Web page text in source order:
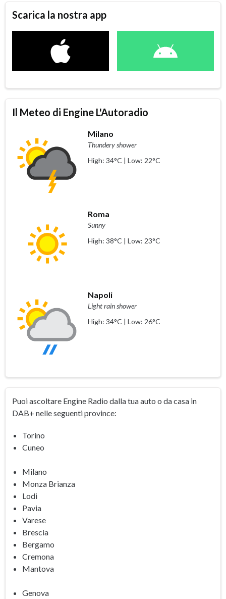
Scarica la nostra app
Il Meteo di Engine L'Autoradio
Milano
Thundery shower
High: 34°C | Low: 22°C
Roma
Sunny
High: 38°C | Low: 23°C
Napoli
Light rain shower
High: 34°C | Low: 26°C
Puoi ascoltare Engine Radio dalla tua auto o da casa in
DAB+ nelle seguenti province:
Torino
Cuneo
Milano
Monza Brianza
Lodi
Pavia
Varese
Brescia
Bergamo
Cremona
Mantova
Genova